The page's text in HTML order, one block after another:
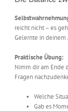
reicht nicht – es
Gelernte in
Praktische Übung:
Nimm dir am Ende
Fragen
Welche
Gab es